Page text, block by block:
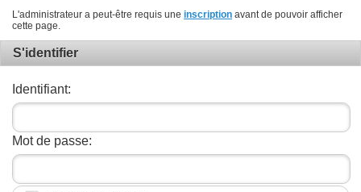
L'administrateur a peut-être requis une inscription avant de pouvoir afficher
cette page.
S'identifier
Identifiant:
Mot de passe: